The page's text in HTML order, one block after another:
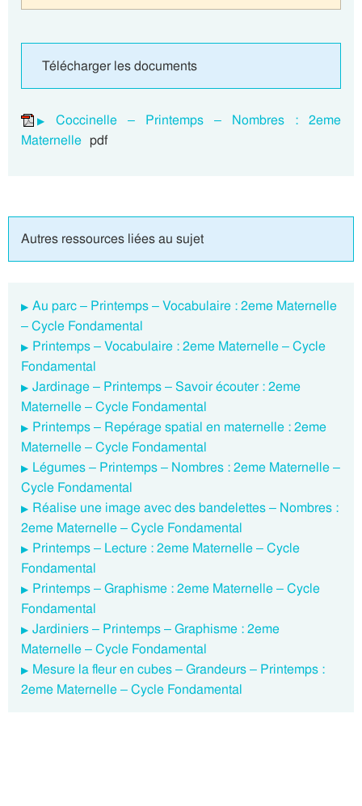
Télécharger les documents
Coccinelle – Printemps – Nombres : 2eme
Maternelle pdf
Autres ressources liées au sujet
Au parc – Printemps – Vocabulaire : 2eme Maternelle
– Cycle Fondamental
Printemps – Vocabulaire : 2eme Maternelle – Cycle
Fondamental
Jardinage – Printemps – Savoir écouter : 2eme
Maternelle – Cycle Fondamental
Printemps – Repérage spatial en maternelle : 2eme
Maternelle – Cycle Fondamental
Légumes – Printemps – Nombres : 2eme Maternelle –
Cycle Fondamental
Réalise une image avec des bandelettes – Nombres :
2eme Maternelle – Cycle Fondamental
Printemps – Lecture : 2eme Maternelle – Cycle
Fondamental
Printemps – Graphisme : 2eme Maternelle – Cycle
Fondamental
Jardiniers – Printemps – Graphisme : 2eme
Maternelle – Cycle Fondamental
Mesure la fleur en cubes – Grandeurs – Printemps :
2eme Maternelle – Cycle Fondamental